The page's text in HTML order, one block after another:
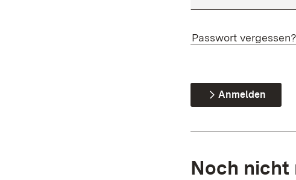
Passwort vergessen?
Anmelden
Noch